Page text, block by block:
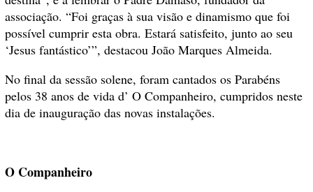
associação. “Foi graças à sua visão e dinamismo que foi
possível cumprir esta obra. Estará satisfeito, junto ao seu
‘Jesus fantástico’”, destacou João Marques Almeida.
No final da sessão solene, foram cantados os Parabéns
pelos 38 anos de vida d’ O Companheiro, cumpridos neste
dia de inauguração das novas instalações.
O Companheiro